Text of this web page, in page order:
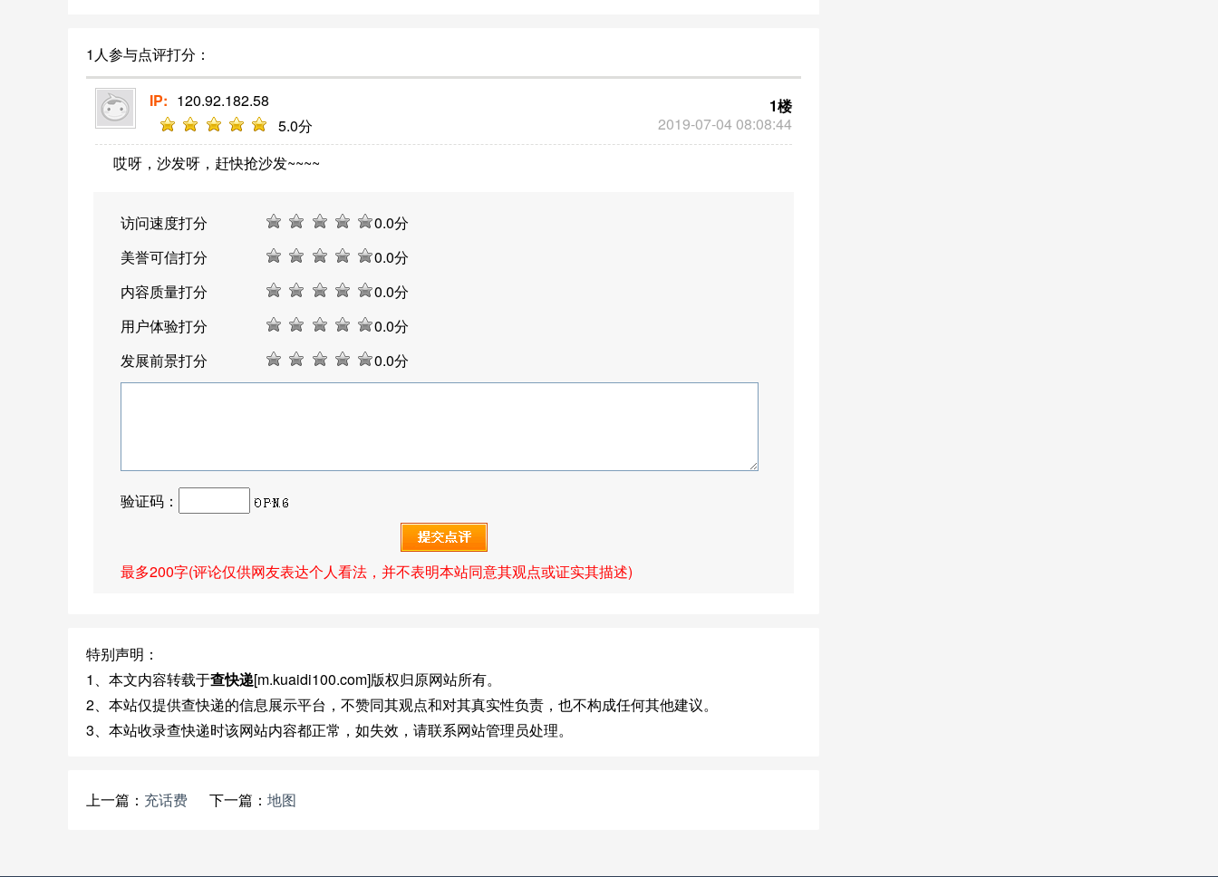
1人参与点评打分：
2019-07-04 08:08:44
1楼
IP: 120.92.182.58
5.0分
哎呀，沙发呀，赶快抢沙发~~~~
访问速度打分 0.0分
美誉可信打分
0.0分
内容质量打分
0.0分
用户体验打分
0.0分
发展前景打分
0.0分
验证码：
最多200字(评论仅供网友表达个人看法，并不表明本站同意其观点或证实其描述)
特别声明：
1、本文内容转载于查快递[m.kuaidi100.com]版权归原网站所有。
2、本站仅提供查快递的信息展示平台，不赞同其观点和对其真实性负责，也不构成任何其他建议。
3、本站收录查快递时该网站内容都正常，如失效，请联系网站管理员处理。
上一篇： 充话费 下一篇： 地图